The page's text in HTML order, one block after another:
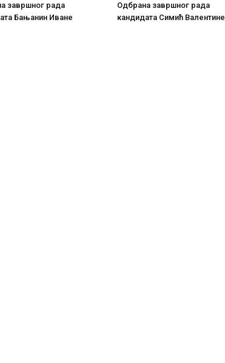
завршног рада
Бањанин Иване
Одбрана завршног рада
кандидата Симић Валентине